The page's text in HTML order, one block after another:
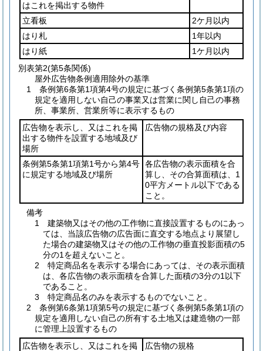
はこれを掲出する物件
立看板
2ケ月以内
はり札
1年以内
はり紙
1ケ月以内
別表第2(第5条関係)
屋外広告物条例適用除外の基準
1 条例第6条第1項第4号の規定に基づく条例第5条第1項の
規定を適用しない自己の事業又は営業に関し自己の事務
所、事業所、営業所等に表示するもの
広告物を表示し、又はこれを掲
出する物件を設置する地域及び
場所
広告物の規格及び内容
条例第5条第1項第1号から第4号
に規定する地域及び場所
各広告物の表示面積を合
算し、その合算面積は、1
0平方メートル以下である
こと。
備考
1 建築物又はその他の工作物に直接設置するものにあっ
ては、当該広告物の広告面に直交する地点より展望し
た場合の建築物又はその他の工作物の垂直投影面積の5
分の1を超えないこと。
2 特定商品名を表示する場合にあっては、その表示面積
は、各広告物の表示面積を合算した面積の3分の1以下
であること。
3 特定商品名のみを表示するものでないこと。
2 条例第6条第1項第5号の規定に基づく条例第5条第1項の
規定を適用しない自己の所有する土地又は建造物の一部
に管理上設置するもの
広告物を表示し、又はこれを掲
広告物の規格